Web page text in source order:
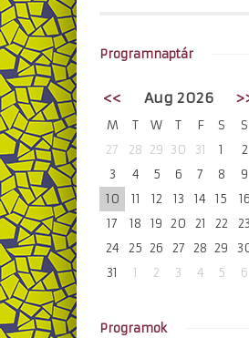
Programnaptár
<< Aug 2026
M T W T F S
S
27
28 29 30 31 1
2
3
4 5 6 7 8
9
10
11 12 13 14 15
16
17
18 19 20 21 22
23
24
25 26 27 28 29
31
1 2 3 4 5 6
Programok